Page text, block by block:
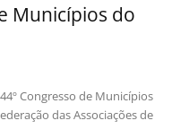
Municípios do
Congresso de Municípios
das Associações de